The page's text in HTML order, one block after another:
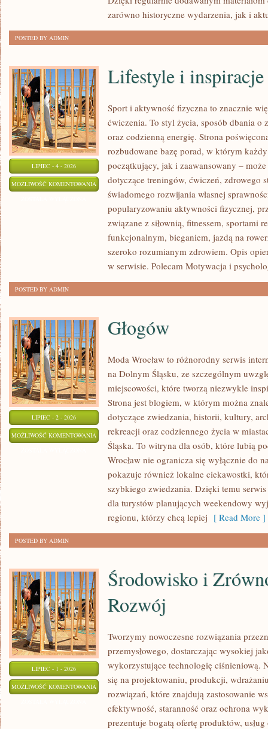
zarówno historyczne wydarzenia, jak i
POSTED BY ADMIN
LIPIEC - 4 - 2026
MOŻLIWOŚĆ KOMENTOWANIA LIFESTYLE
INSPIRACJE
Lifestyle i inspiracje
Sport i aktywność fizyczna to znacznie
ćwiczenia. To styl życia, sposób dbania o
oraz codzienną energię. Strona
rozbudowane bazę porad, w którym
początkujący, jak i zaawansowany –
dotyczące treningów, ćwiczeń, zdrowego
świadomego rozwijania własnej
popularyzowaniu aktywności fizycznej,
związane z siłownią, fitnessem, sportami
funkcjonalnym, bieganiem, jazdą na
szeroko rozumianym zdrowiem. Opis
w serwisie. Polecam Motywacja i
POSTED BY ADMIN
LIPIEC - 2 - 2026
MOŻLIWOŚĆ KOMENTOWANIA GŁOGÓW
Głogów
Moda Wrocław to różnorodny serwis
na Dolnym Śląsku, ze szczególnym
miejscowości, które tworzą niezwykle
Strona jest blogiem, w którym można
dotyczące zwiedzania, historii, kultury,
rekreacji oraz codziennego życia w
Śląska. To witryna dla osób, które lubią
Wrocław nie ogranicza się wyłącznie do
pokazuje również lokalne ciekawostki,
szybkiego zwiedzania. Dzięki temu
dla turystów planujących weekendowy
regionu, którzy chcą lepiej [ Read More ]
POSTED BY ADMIN
LIPIEC - 1 - 2026
MOŻLIWOŚĆ KOMENTOWANIA ŚRODOWISKO
ZRÓWNOWAŻONY
Środowisko i
Rozwój
Tworzymy nowoczesne rozwiązania
przemysłowego, dostarczając wysokiej
wykorzystujące technologię ciśnieniową.
się na projektowaniu, produkcji,
rozwiązań, które znajdują zastosowanie
efektywność, staranność oraz ochrona
prezentuje bogatą ofertę produktów,